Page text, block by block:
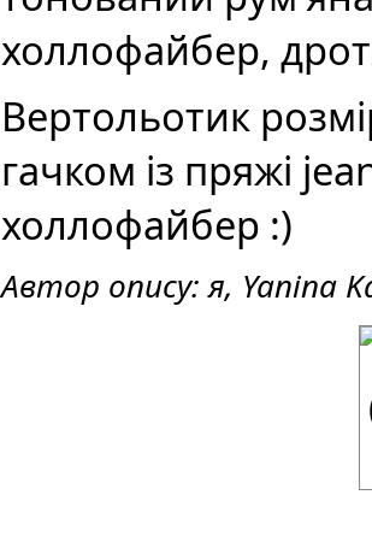
холлофайбер,
Вертольотик
гачком із пряжі
холлофайбер :)
Автор опису: я, Yanina